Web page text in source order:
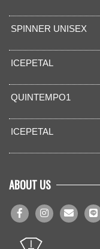
SPINNER UNISEX
ICEPETAL
QUINTEMPO1
ICEPETAL
ABOUT US